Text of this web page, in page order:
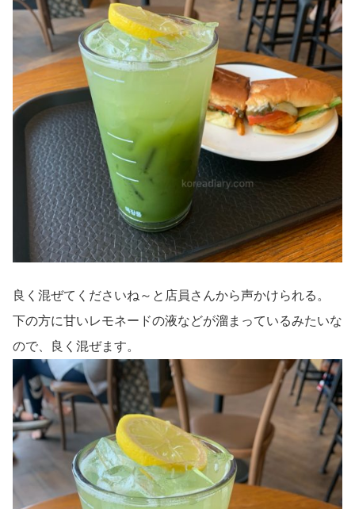
良く混ぜてくださいね～と店員さんから声かけられる。
下の方に甘いレモネードの液などが溜まっているみたいな
ので、良く混ぜます。